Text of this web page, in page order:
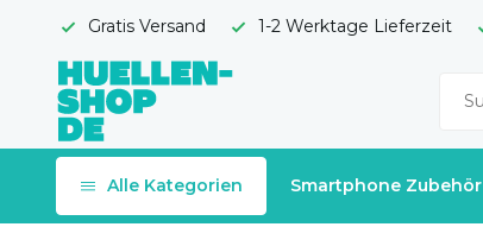
Gratis Versand 1-2 Werktage Lieferzeit
Alle Kategorien Smartphone Zubehör